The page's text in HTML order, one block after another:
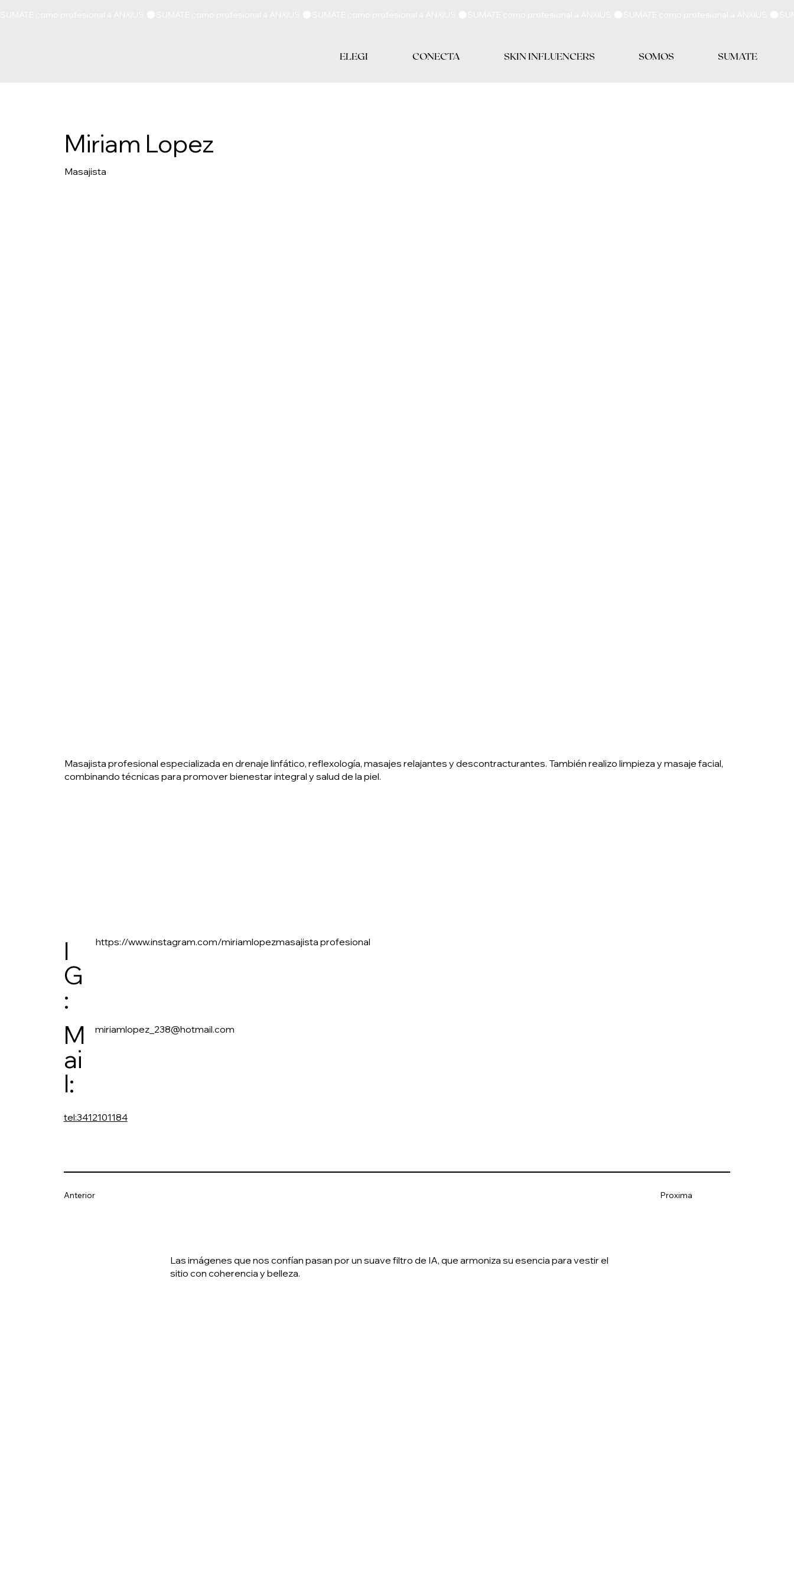
ELEGI CONECTA SKIN INFLUENCERS SOMOS SUMATE
Miriam Lopez
Masajista
Anterior Proxima
Masajista profesional especializada en drenaje linfático, reflexología, masajes relajantes y descontracturantes. También realizo limpieza y masaje facial,
combinando técnicas para promover bienestar integral y salud de la piel.
I
G
:
https://www.instagram.com/miriamlopezmasajista profesional
M
ai
l:
miriamlopez_238@hotmail.com
tel:3412101184
Las imágenes que nos confían pasan por un suave filtro de IA, que armoniza su esencia para vestir el
sitio con coherencia y belleza.